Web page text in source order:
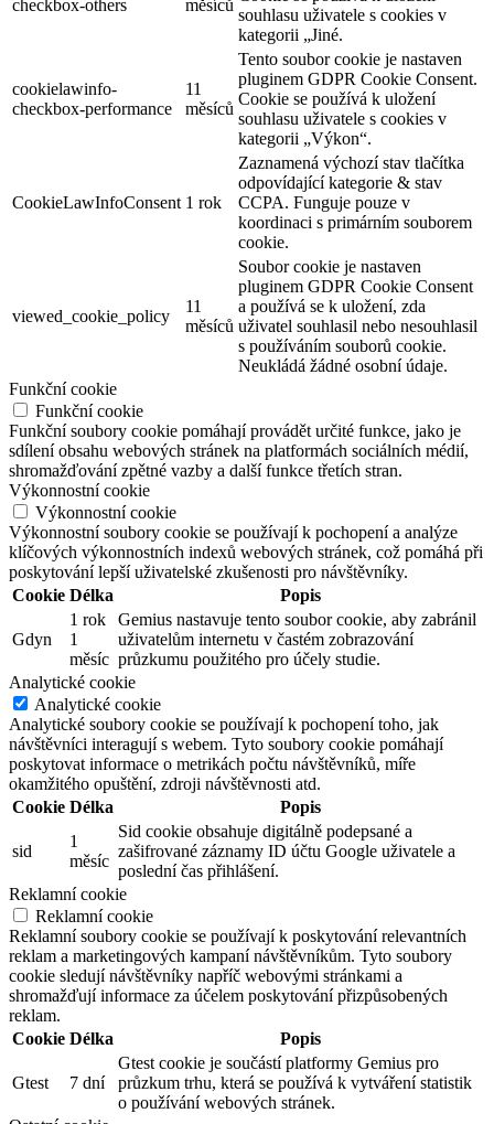
checkbox-others
měsíců
souhlasu uživatele s cookies v
kategorii „Jiné.
cookielawinfo-
checkbox-performance
11
měsíců
Tento soubor cookie je nastaven
pluginem GDPR Cookie Consent.
Cookie se používá k uložení
souhlasu uživatele s cookies v
kategorii „Výkon“.
CookieLawInfoConsent 1 rok
Zaznamená výchozí stav tlačítka
odpovídající kategorie & stav
CCPA. Funguje pouze v
koordinaci s primárním souborem
cookie.
viewed_cookie_policy
11
měsíců
Soubor cookie je nastaven
pluginem GDPR Cookie Consent
a používá se k uložení, zda
uživatel souhlasil nebo nesouhlasil
s používáním souborů cookie.
Neukládá žádné osobní údaje.
Funkční cookie
Funkční cookie
Funkční soubory cookie pomáhají provádět určité funkce, jako je
sdílení obsahu webových stránek na platformách sociálních médií,
shromažďování zpětné vazby a další funkce třetích stran.
Výkonnostní cookie
Výkonnostní cookie
Výkonnostní soubory cookie se používají k pochopení a analýze
klíčových výkonnostních indexů webových stránek, což pomáhá při
poskytování lepší uživatelské zkušenosti pro návštěvníky.
Cookie Délka Popis
Gdyn
1 rok
1
měsíc
Gemius nastavuje tento soubor cookie, aby zabránil
uživatelům internetu v častém zobrazování
průzkumu použitého pro účely studie.
Analytické cookie
Analytické cookie
Analytické soubory cookie se používají k pochopení toho, jak
návštěvníci interagují s webem. Tyto soubory cookie pomáhají
poskytovat informace o metrikách počtu návštěvníků, míře
okamžitého opuštění, zdroji návštěvnosti atd.
Cookie Délka Popis
sid
1
měsíc
Sid cookie obsahuje digitálně podepsané a
zašifrované záznamy ID účtu Google uživatele a
poslední čas přihlášení.
Reklamní cookie
Reklamní cookie
Reklamní soubory cookie se používají k poskytování relevantních
reklam a marketingových kampaní návštěvníkům. Tyto soubory
cookie sledují návštěvníky napříč webovými stránkami a
shromažďují informace za účelem poskytování přizpůsobených
reklam.
Cookie Délka Popis
Gtest 7 dní
Gtest cookie je součástí platformy Gemius pro
průzkum trhu, která se používá k vytváření statistik
o používání webových stránek.